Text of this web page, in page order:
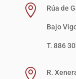
 Rúa de
Bajo
T. 886
 R.